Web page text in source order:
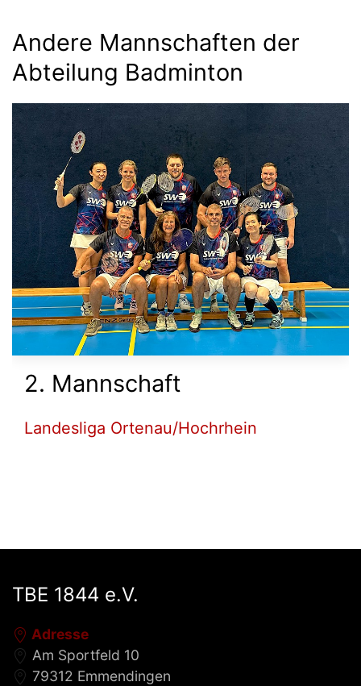
Andere Mannschaften der
Abteilung Badminton
2. Mannschaft
Landesliga Ortenau/Hochrhein
TBE 1844 e.V.
Adresse
Am Sportfeld 10
79312 Emmendingen